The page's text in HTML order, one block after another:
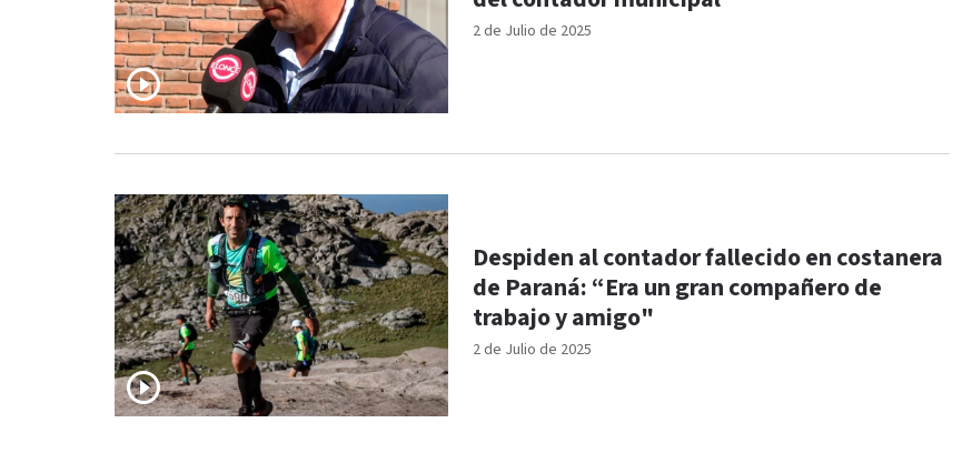
2 de Julio de 2025
2 de Julio de 2025
Despiden al contador fallecido en costanera
de Paraná: “Era un gran compañero de
trabajo y amigo"